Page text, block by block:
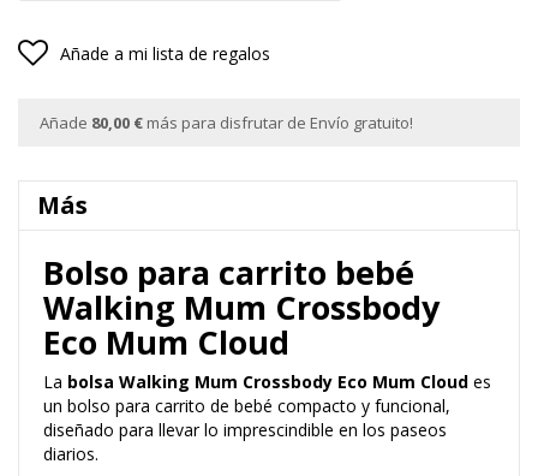
Añade a mi lista de regalos
Añade 80,00 € más para disfrutar de Envío gratuito!
Más
Bolso para carrito bebé
Walking Mum Crossbody
Eco Mum Cloud
La bolsa Walking Mum Crossbody Eco Mum Cloud es
un bolso para carrito de bebé compacto y funcional,
diseñado para llevar lo imprescindible en los paseos
diarios.